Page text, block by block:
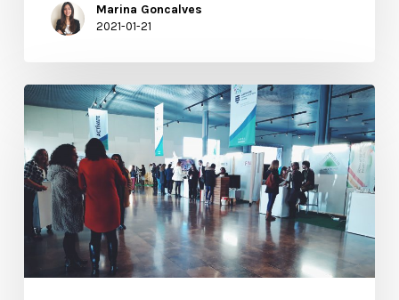
Marina Goncalves
2021-01-21
CV
sur
papier
appartiennent
au